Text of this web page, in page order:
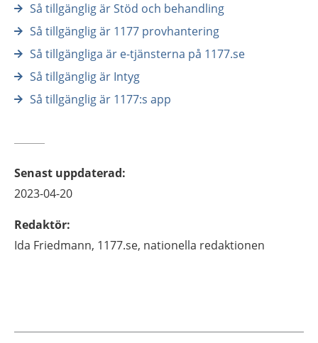
Så tillgänglig är Stöd och behandling
Så tillgänglig är 1177 provhantering
Så tillgängliga är e-tjänsterna på 1177.se
Så tillgänglig är Intyg
Så tillgänglig är 1177:s app
Senast uppdaterad:
2023-04-20
Redaktör:
Ida Friedmann, 1177.se, nationella redaktionen